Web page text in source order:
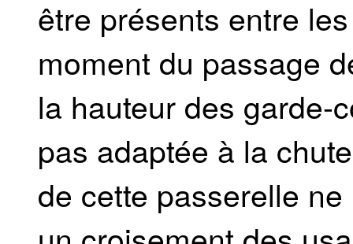
être présents entre
moment du passage
la hauteur des garde-
pas adaptée à la
de cette passerelle